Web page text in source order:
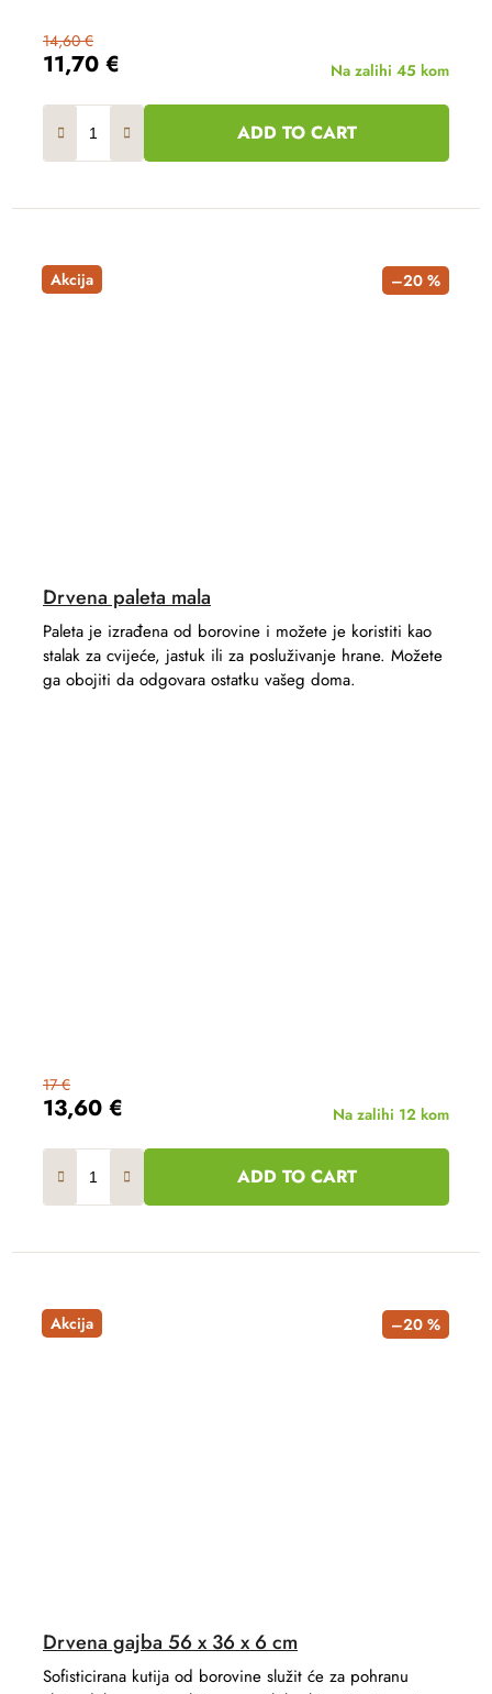
11,70 €
14,60 €
Na zalihi 45 kom
ADD TO CART
Akcija –20 %
Drvena paleta mala
13,60 €
17 €
Na zalihi 12 kom
ADD TO CART
Paleta je izrađena od borovine i možete je koristiti kao
stalak za cvijeće, jastuk ili za posluživanje hrane. Možete
ga obojiti da odgovara ostatku vašeg doma.
Akcija –20 %
Drvena gajba 56 x 36 x 6 cm
Sofisticirana kutija od borovine služit će za pohranu